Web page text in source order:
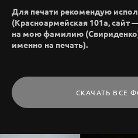
Для печати рекомендую
(Красноармейская 101а, сайт
на мою фамилию
именно на печать).
СКАЧАТЬ ВСЕ